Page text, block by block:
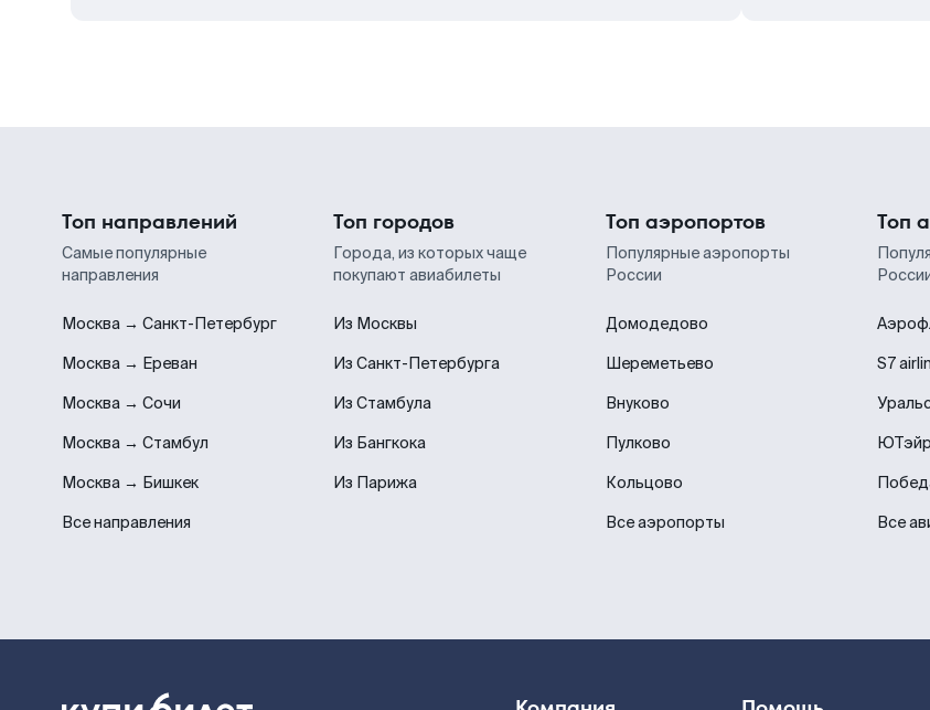
Топ направлений
Самые популярные
направления
Москва → Санкт-Петербург
Москва → Ереван
Москва → Сочи
Москва → Стамбул
Москва → Бишкек
Все направления
Топ городов
Города, из которых чаще
покупают авиабилеты
Из Москвы
Из Санкт-Петербурга
Из Стамбула
Из Бангкока
Из Парижа
Топ аэропортов
Популярные аэропорты
России
Домодедово
Шереметьево
Внуково
Пулково
Кольцово
Все аэропорты
Топ
S7
ЮТэйр
Все